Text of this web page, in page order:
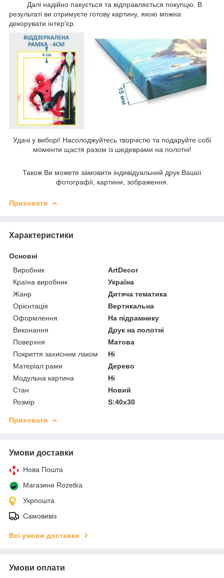
Далі надійно пакується та відправляється покупцю. В
результаті ви отримуєте готову картину, якою можна
декорувати інтер'єр.
Удачі у виборі! Насолоджуйтесь творчістю та подаруйте собі
моменти щастя разом із шедеврами на полотні!
Також Ви можете замовити індивідуальний друк Вашої
фотографії, картини, зображення.
Приховати
Характеристики
Основні
Виробник
ArtDecor
Країна виробник
Україна
Жанр
Дитяча тематика
Орієнтація
Вертикальна
Оформлення
На підрамнику
Виконання
Друк на полотні
Поверхня
Матова
Покриття захисним лаком
Ні
Матеріал рами
Дерево
Модульна картина
Ні
Стан
Новий
Розмір
S:40x30
Приховати
Умови доставки
Нова Пошта
Магазини Rozetka
Укрпошта
Самовивіз
Всі умови доставки
Умови оплати